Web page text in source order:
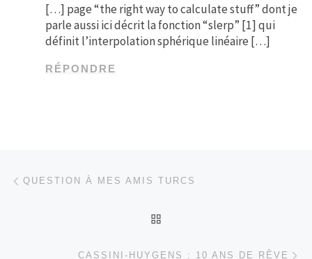
[…] page “the right way to calculate stuff” dont je
parle aussi ici décrit la fonction “slerp” [1] qui
définit l’interpolation sphérique linéaire […]
RÉPONDRE
Parcourir les articles
QUESTION À MES AMIS TURCS
CASSINI-HUYGENS : 10 ANS DE RÊVE